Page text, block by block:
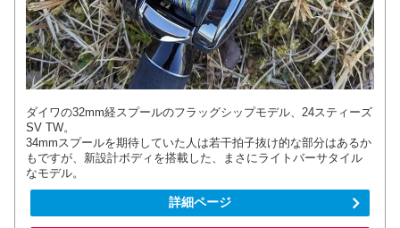
ダイワの32mm経スプールのフラッグシップモデル、24スティーズ
SV TW。
34mmスプールを期待していた人は若干拍子抜け的な部分はあるか
もですが、新設計ボディを搭載した、まさにライトバーサタイル
なモデル。
詳細ページ